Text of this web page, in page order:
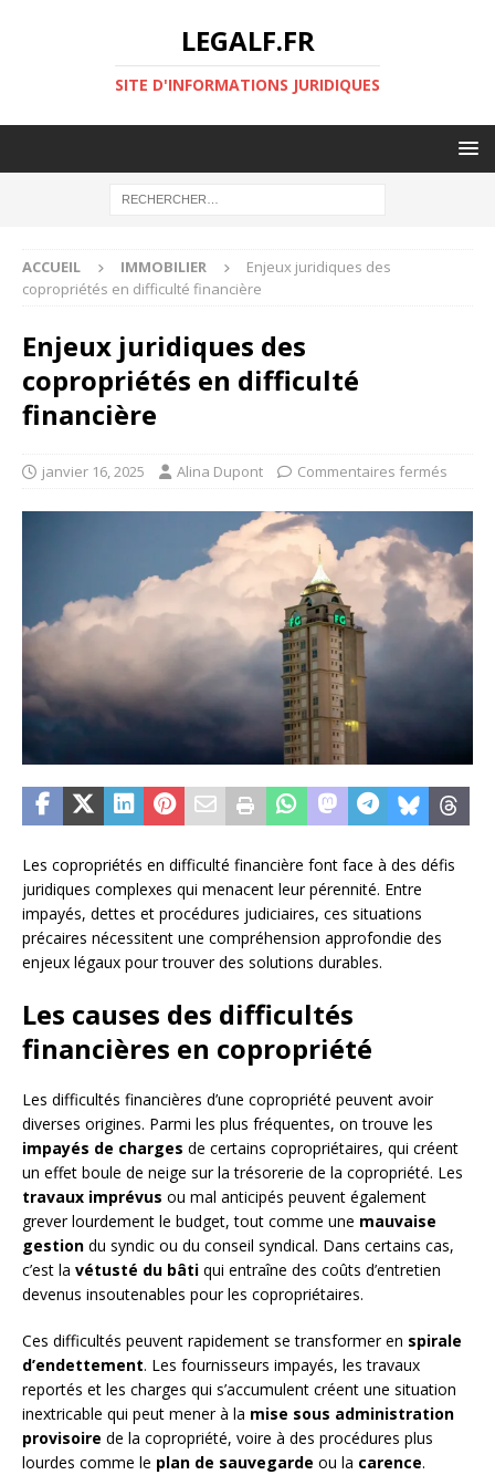
LEGALF.FR
SITE D'INFORMATIONS JURIDIQUES
ACCUEIL IMMOBILIER
Enjeux juridiques des
copropriétés en difficulté financière
Enjeux juridiques des
copropriétés en difficulté
financière
janvier 16, 2025 Alina Dupont Commentaires fermés
Les copropriétés en difficulté financière font face à des défis
juridiques complexes qui menacent leur pérennité. Entre
impayés, dettes et procédures judiciaires, ces situations
précaires nécessitent une compréhension approfondie des
enjeux légaux pour trouver des solutions durables.
Les causes des difficultés
financières en copropriété
Les difficultés financières d’une copropriété peuvent avoir
diverses origines. Parmi les plus fréquentes, on trouve les
impayés de charges de certains copropriétaires, qui créent
un effet boule de neige sur la trésorerie de la copropriété. Les
travaux imprévus ou mal anticipés peuvent également
grever lourdement le budget, tout comme une mauvaise
gestion du syndic ou du conseil syndical. Dans certains cas,
c’est la vétusté du bâti qui entraîne des coûts d’entretien
devenus insoutenables pour les copropriétaires.
Ces difficultés peuvent rapidement se transformer en spirale
d’endettement. Les fournisseurs impayés, les travaux
reportés et les charges qui s’accumulent créent une situation
inextricable qui peut mener à la mise sous administration
provisoire de la copropriété, voire à des procédures plus
lourdes comme le plan de sauvegarde ou la carence.